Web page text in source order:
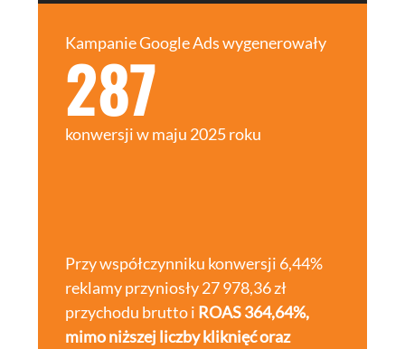
Kampanie Google Ads wygenerowały
287
konwersji w maju 2025 roku
Przy współczynniku konwersji 6,44%
reklamy przyniosły 27 978,36 zł
przychodu brutto i ROAS 364,64%,
mimo niższej liczby kliknięć oraz